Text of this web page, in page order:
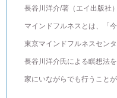
長谷川洋介/著（エイ出版社）
マインドフルネスとは、「
東京マインドフルネスセンタ
長谷川洋介氏による瞑想法
家にいながらでも行うことが